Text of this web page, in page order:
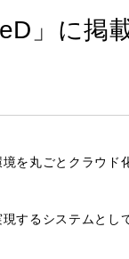
」に掲
を丸ごとクラウド
するシステムとし